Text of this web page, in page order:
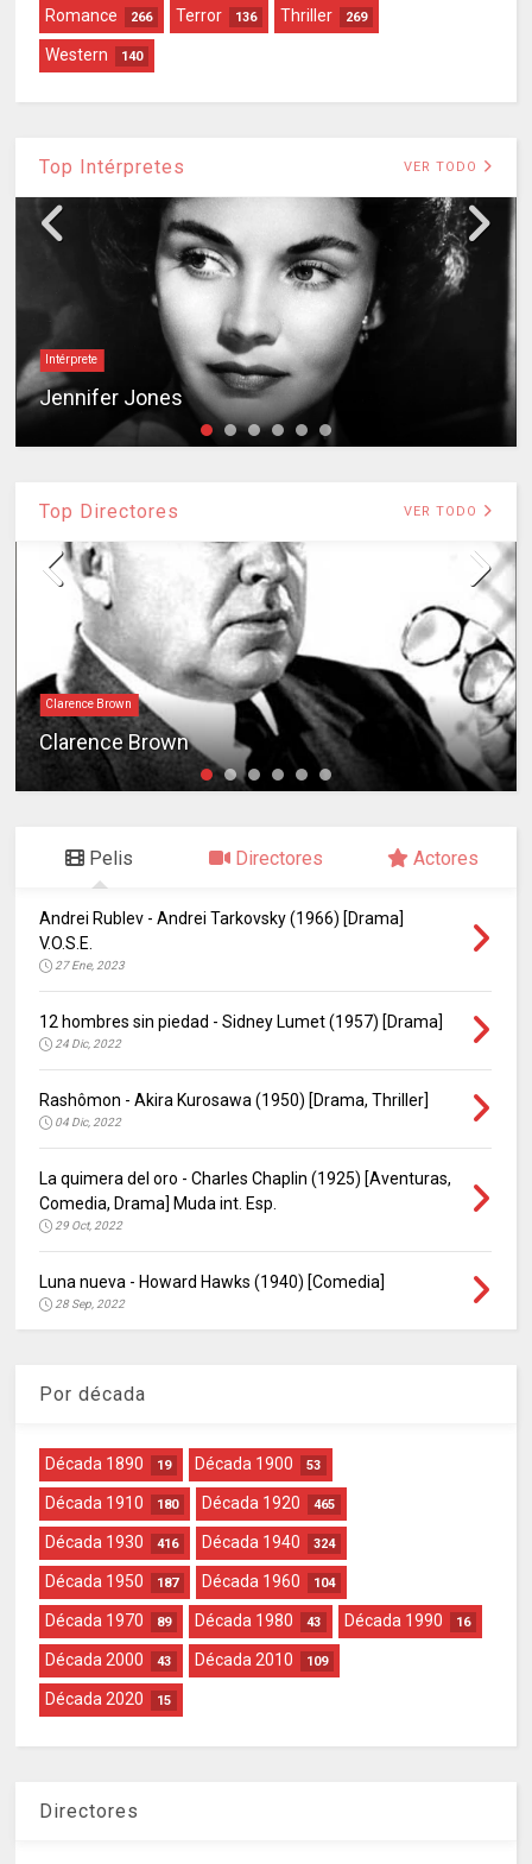
Romance 266 Terror 136 Thriller 269
Western 140
Top Intérpretes VER TODO
Intérprete
Jennifer Jones
Top Directores VER TODO
Clarence Brown
Clarence Brown
Pelis Directores Actores
Andrei Rublev - Andrei Tarkovsky (1966) [Drama]
V.O.S.E.
27 Ene, 2023
12 hombres sin piedad - Sidney Lumet (1957) [Drama]
24 Dic, 2022
Rashômon - Akira Kurosawa (1950) [Drama, Thriller]
04 Dic, 2022
La quimera del oro - Charles Chaplin (1925) [Aventuras,
Comedia, Drama] Muda int. Esp.
29 Oct, 2022
Luna nueva - Howard Hawks (1940) [Comedia]
28 Sep, 2022
Por década
Década 1890 19 Década 1900 53
Década 1910 180 Década 1920 465
Década 1930 416 Década 1940 324
Década 1950 187 Década 1960 104
Década 1970 89 Década 1980 43 Década 1990 16
Década 2000 43 Década 2010 109
Década 2020 15
Directores